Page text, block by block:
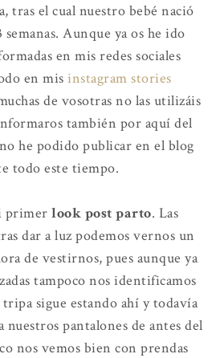
tras el cual nuestro bebé nació
Aunque ya os he ido
en mis redes sociales
en misinstagram stories
de vosotras no las utilizáis
también por aquí del
he podido publicar en el blog
todo este tiempo.
primer look post parto. Las
dar a luz podemos vernos un
de vestirnos, pues aunque ya
tampoco nos identificamos
sigue estando ahí y todavía
pantalones de antes del
nos vemos bien con prendas